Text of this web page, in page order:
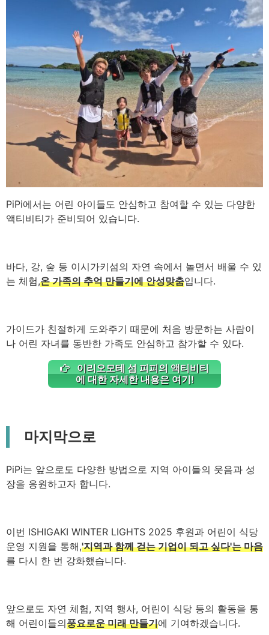
PiPi에서는 어린 아이들도 안심하고 참여할 수 있는 다양한
액티비티가 준비되어 있습니다.
바다, 강, 숲 등 이시가키섬의 자연 속에서 놀면서 배울 수 있
는 체험,온 가족의 추억 만들기에 안성맞춤입니다.
가이드가 친절하게 도와주기 때문에 처음 방문하는 사람이
나 어린 자녀를 동반한 가족도 안심하고 참가할 수 있다.
이리오모테 섬 피피의 액티비티
에 대한 자세한 내용은 여기!
마지막으로
PiPi는 앞으로도 다양한 방법으로 지역 아이들의 웃음과 성
장을 응원하고자 합니다.
이번 ISHIGAKI WINTER LIGHTS 2025 후원과 어린이 식당
운영 지원을 통해,'지역과 함께 걷는 기업이 되고 싶다'는 마음
를 다시 한 번 강화했습니다.
앞으로도 자연 체험, 지역 행사, 어린이 식당 등의 활동을 통
해 어린이들의풍요로운 미래 만들기에 기여하겠습니다.